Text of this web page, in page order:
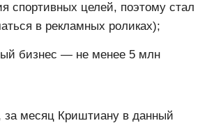
спортивных целей, поэтому стал
в рекламных роликах);
бизнес — не менее 5 млн
за месяц Криштиану в данный